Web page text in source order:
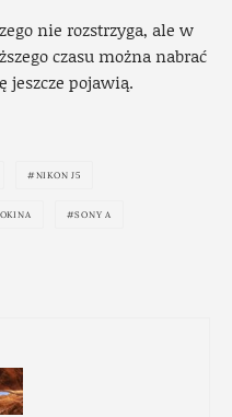
nie rozstrzyga, ale w
czasu można nabrać
jeszcze pojawią.
NIKON J5
SONY A